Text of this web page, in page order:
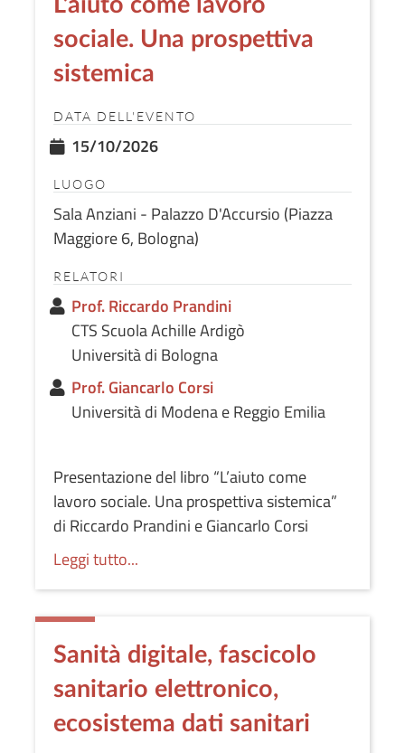
sociale. Una prospettiva
sistemica
DATA DELL'EVENTO
15/10/2026
LUOGO
Sala Anziani - Palazzo D'Accursio (Piazza
Maggiore 6, Bologna)
RELATORI
Prof. Riccardo Prandini
CTS Scuola Achille Ardigò
Università di Bologna
Prof. Giancarlo Corsi
Università di Modena e Reggio Emilia
Presentazione del libro “L’aiuto come
lavoro sociale. Una prospettiva sistemica”
di Riccardo Prandini e Giancarlo Corsi
Leggi tutto...
Sanità digitale, fascicolo
sanitario elettronico,
ecosistema dati sanitari